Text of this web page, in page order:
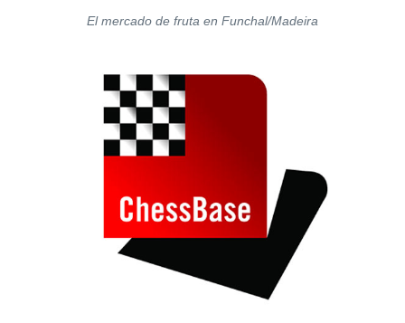
El mercado de fruta en Funchal/Madeira